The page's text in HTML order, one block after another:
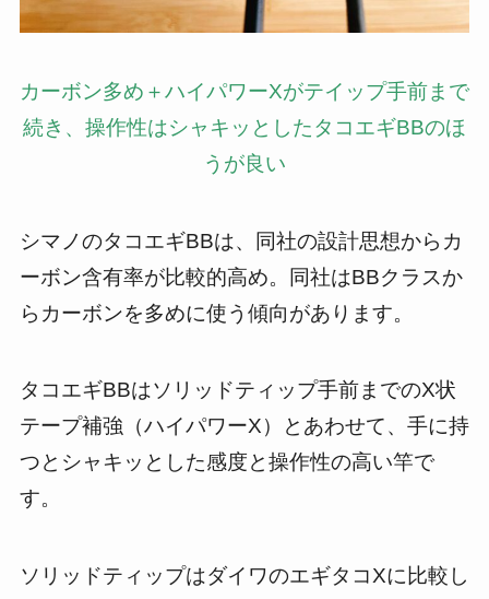
カーボン多め＋ハイパワーXがテイップ手前まで
続き、操作性はシャキッとしたタコエギBBのほ
うが良い
シマノのタコエギBBは、同社の設計思想からカ
ーボン含有率が比較的高め。同社はBBクラスか
らカーボンを多めに使う傾向があります。
タコエギBBはソリッドティップ手前までのX状
テープ補強（ハイパワーX）とあわせて、手に持
つとシャキッとした感度と操作性の高い竿で
す。
ソリッドティップはダイワのエギタコXに比較し